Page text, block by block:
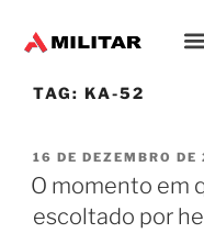
TAG: KA-52
16 DE DEZEMBRO DE
O momento em
escoltado por